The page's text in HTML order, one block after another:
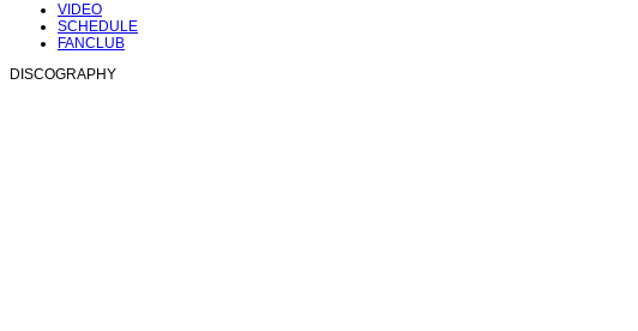
VIDEO
SCHEDULE
FANCLUB
DISCOGRAPHY